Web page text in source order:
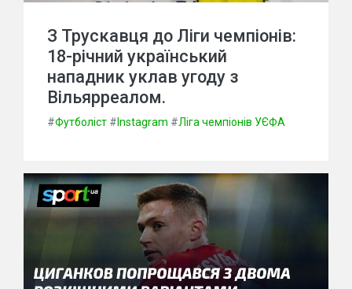
З Трускавця до Ліги чемпіонів:
18-річний український
нападник уклав угоду з
Вільярреалом.
#Футболіст # Instagram #Ліга чемпіонів УЄФА